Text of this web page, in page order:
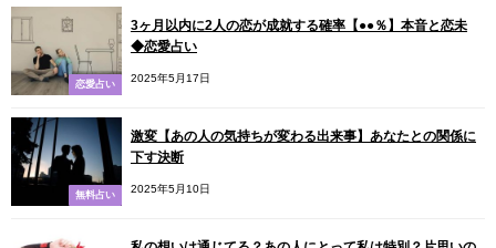
恋愛占い
3ヶ月以内に2人の恋が成就する確率【●●％】本音と恋未
◆恋愛占い
2025年5月17日
無料占い
激変【あの人の気持ちが変わる出来事】あなたとの関係に
下す決断
2025年5月10日